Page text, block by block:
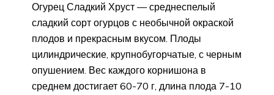
Огурец Сладкий Хруст — среднеспелый
сладкий сорт огурцов с необычной окраской
плодов и прекрасным вкусом. Плоды
цилиндрические, крупнобугорчатые, с черным
опушением. Вес каждого корнишона в
среднем достигает 60-70 г, длина плода 7-10